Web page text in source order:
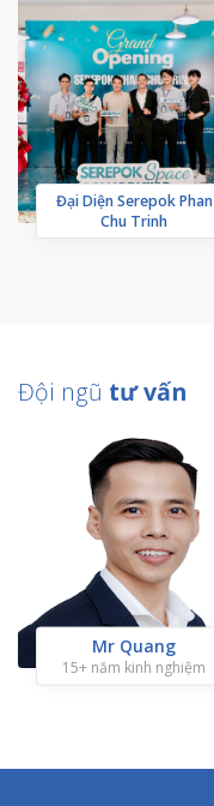
Đại Diện Serepok Phan
Chu Trinh
Đội ngũ tư vấn
Mr Quang
15+ năm kinh nghiệm